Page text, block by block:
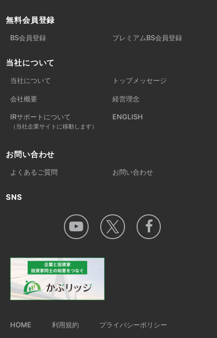
無料会員登録
BS会員登録 プレミアムBS会員登録
当社について
当社について トップメッセージ
会社概要 経営理念
IRサポートについて
（当社企業サイトに移動します）
ENGLISH
お問い合わせ
よくあるご質問 お問い合わせ
SNS
HOME 利用規約 プライバシーポリシー